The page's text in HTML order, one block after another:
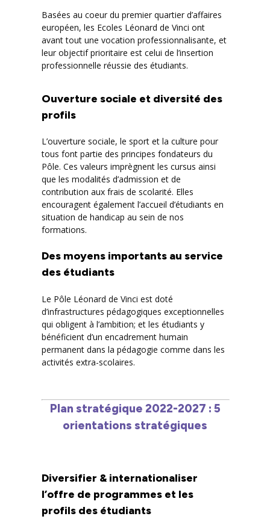
Basées au coeur du premier quartier d’affaires
européen, les Ecoles Léonard de Vinci ont
avant tout une vocation professionnalisante, et
leur objectif prioritaire est celui de l’insertion
professionnelle réussie des étudiants.
Ouverture sociale et diversité des
profils
L’ouverture sociale, le sport et la culture pour
tous font partie des principes fondateurs du
Pôle. Ces valeurs imprègnent les cursus ainsi
que les modalités d’admission et de
contribution aux frais de scolarité. Elles
encouragent également l’accueil d’étudiants en
situation de handicap au sein de nos
formations.
Des moyens importants au service
des étudiants
Le Pôle Léonard de Vinci est doté
d’infrastructures pédagogiques exceptionnelles
qui obligent à l’ambition; et les étudiants y
bénéficient d’un encadrement humain
permanent dans la pédagogie comme dans les
activités extra-scolaires.
Plan stratégique 2022-2027 : 5
orientations stratégiques
Diversifier & internationaliser
l’offre de programmes et les
profils des étudiants